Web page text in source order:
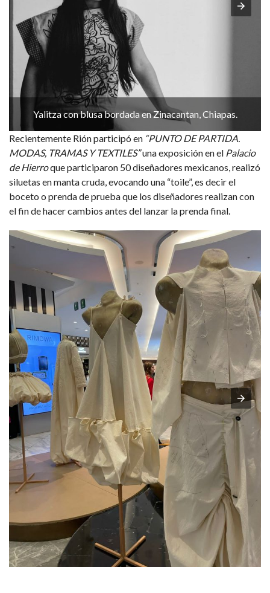
Yalitza con blusa bordada en Zinacantan, Chiapas.
Recientemente Rión participó en “PUNTO DE PARTIDA.
MODAS, TRAMAS Y TEXTILES”una exposición en el Palacio
de Hierroque participaron 50 diseñadores mexicanos, realizó
siluetas en manta cruda, evocando una “toile”, es decir el
boceto o prenda de prueba que los diseñadores realizan con
el fin de hacer cambios antes del lanzar la prenda final.